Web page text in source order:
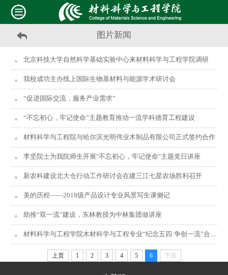
图片新闻
北京科技大学自然科学基础实验中心来材料科学与工程学院调研
我校成功主办线上国际生物基材料与能源学术研讨会
“促进国际交流，服务产业需求”
“不忘初心，牢记使命”主题教育推动一流学科德育工程建设
材料科学与工程院与哈尔滨光明伟业木制品有限公司正式签约合作
李坚院士为我院师生开展"不忘初心，牢记使命"主题党日讲座
新农科建设北大仓行动工作研讨会在建三江七星农场胜利召开
美的历程——2018级产品设计专业风景写生课侧记
助推“双一流”建设，东林教授为中林集团做讲座
材料科学与工程学院木材科学与工程专业“纪念五四·争创一流”合唱比赛暨向退休教师感恩致敬活动圆满结束
上页 1 2 3 4 5 6 下页